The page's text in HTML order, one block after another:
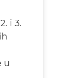
i 3.
u